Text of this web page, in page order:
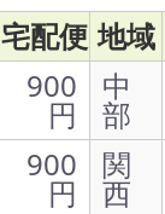
宅配便 地域
900
円
中
部
900
円
関
西